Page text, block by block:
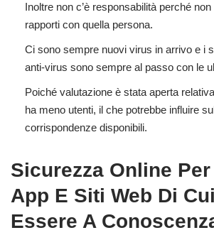
Inoltre non c’è responsabilità perché
rapporti con quella persona.
Ci sono sempre nuovi virus in arrivo e i
anti-virus sono sempre al passo con le
Poiché valutazione è stata aperta
ha meno utenti, il che potrebbe influire
corrispondenze disponibili.
Sicurezza Online
App E Siti Web Di
Essere A